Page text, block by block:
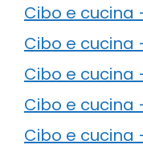
Cibo e cucina
Cibo e cucina
Cibo e cucina
Cibo e cucina
Cibo e cucina